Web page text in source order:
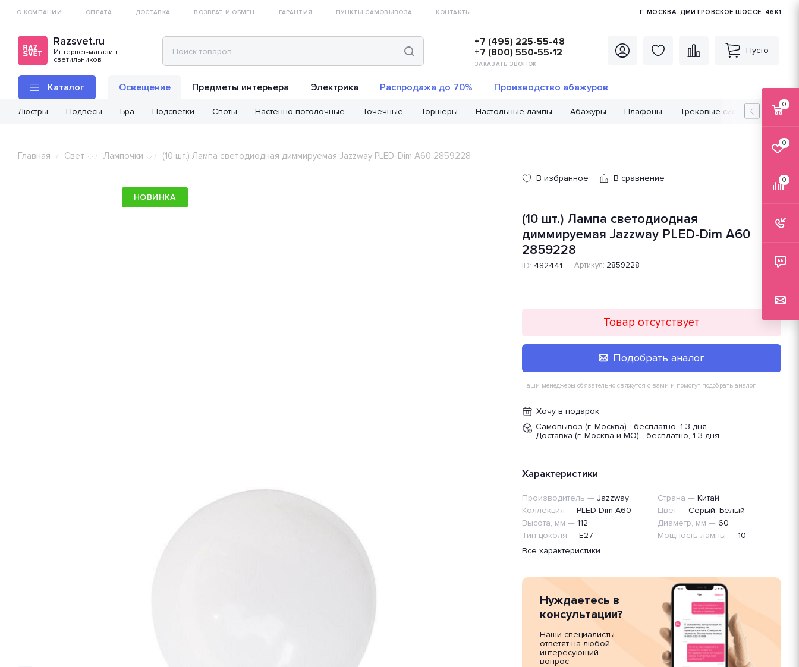
О КОМПАНИИ ОПЛАТА ДОСТАВКА ВОЗВРАТ И ОБМЕН ГАРАНТИЯ ПУНКТЫ САМОВЫВОЗА КОНТАКТЫ Г. МОСКВА, ДМИТРОВСКОЕ ШОССЕ, 46К1
Razsvet.ru
Интернет-магазин
светильников
+7 (495) 225-55-48
+7 (800) 550-55-12
ЗАКАЗАТЬ ЗВОНОК
Пусто
Каталог Освещение
Люстры Подвесы Бра Подсветки Споты Настенно-потолочные Точечные Торшеры Настольные лампы Абажуры Плафоны Трековые системы
Предметы интерьера Электрика Распродажа до 70% Производство абажуров
Главная / Свет / Лампочки / (10 шт.) Лампа светодиодная диммируемая Jazzway PLED-Dim A60 2859228
НОВИНКА
В избранное В сравнение
(10 шт.) Лампа светодиодная
диммируемая Jazzway PLED-Dim A60
2859228
ID: 482441 Артикул: 2859228
Товар отсутствует
Подобрать аналог
Наши менеджеры обязательно свяжутся с вами и помогут подобрать аналог
Хочу в подарок
Самовывоз (г. Москва)—бесплатно, 1-3 дня
Доставка (г. Москва и МО)—бесплатно, 1-3 дня
Характеристики
Производитель — Jazzway Страна — Китай
Коллекция — PLED-Dim A60 Цвет — Серый, Белый
Высота, мм — 112 Диаметр, мм — 60
Тип цоколя — E27 Мощность лампы — 10
Все характеристики
Нуждаетесь в
консультации?
Наши специалисты
ответят на любой
интересующий
вопрос
0
0
0